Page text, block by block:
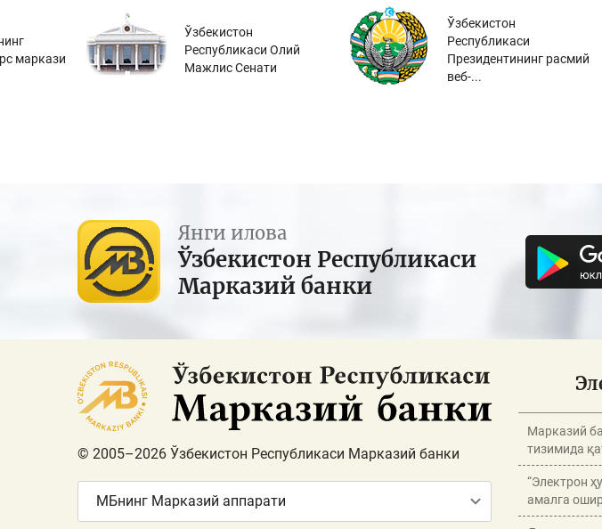
маркази
Ўзбекистон
Республикаси Олий
Мажлис Сенати
Ўзбекистон
Республикаси
Президентининг расмий
веб-...
Янги илова
Ўзбекистон Республикаси
Марказий банки
© 2005–2026 Ўзбекистон Республикаси Марказий банки
МБнинг Марказий аппарати
Марказий
тизимида
“Электрон
амалга